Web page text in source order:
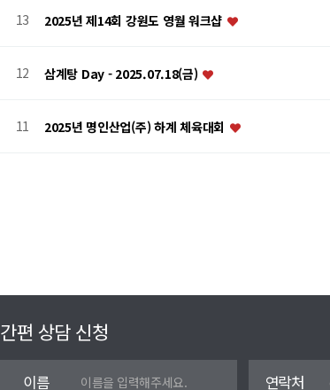
13 2025년 제14회 강원도 영월 워크샵
12 삼계탕 Day - 2025.07.18(금)
11 2025년 명인산업(주) 하계 체육대회
간편 상담 신청
이름 연락처